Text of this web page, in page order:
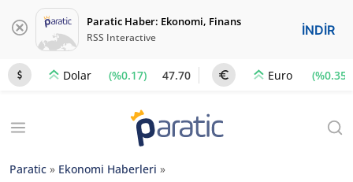
Paratic Haber: Ekonomi, Finans
RSS Interactive İNDİR
Dolar (%0.17) 47.70 Euro (%0.35)
Paratic » Ekonomi Haberleri »